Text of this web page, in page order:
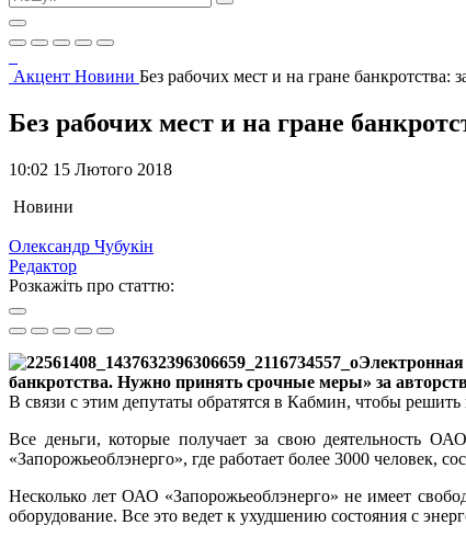
Акцент Новини Без рабочих мест и на гране банкротства:
Без рабочих мест и на гране
10:02 15 Лютого 2018
Новини
Олександр Чубукін
Редактор
Розкажіть про статтю:
банкротства. Нужно принять срочные меры» за
В связи с этим депутаты обратятся в Кабмин, чтобы
Все деньги, которые получает за свою деятельность
«Запорожьеоблэнерго», где работает более 3000 человек,
Несколько лет ОАО «Запорожьеоблэнерго» не имеет
оборудование. Все это ведет к ухудшению состояния с